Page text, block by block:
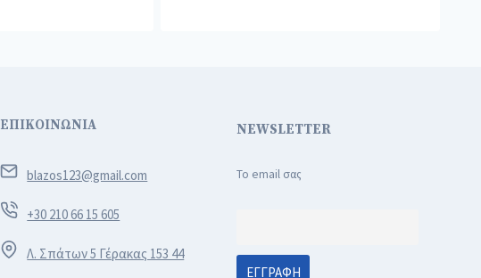
ΕΠΙΚΟΙΝΩΝΙΑ
blazos123@gmail.com
+30 210 66 15 605
Λ. Σπάτων 5 Γέρακας 153 44
NEWSLETTER
Το email σας